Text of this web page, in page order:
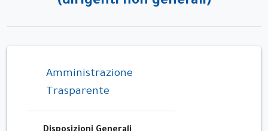
Amministrazione
Trasparente